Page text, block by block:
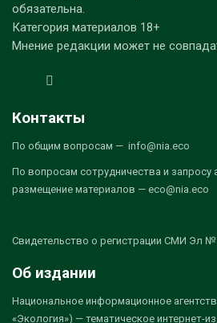
обязательна.
Категория материалов 18+
Мнение редакции может не
Контакты
По общим вопросам — info@nia.eco
По вопросам сотрудничества и запросу
размещение материалов — eco@nia.eco
Свидетельство о регистрации СМИ Эл №
Об издании
Национальное информационное
«Экология») — тематическое интернет-